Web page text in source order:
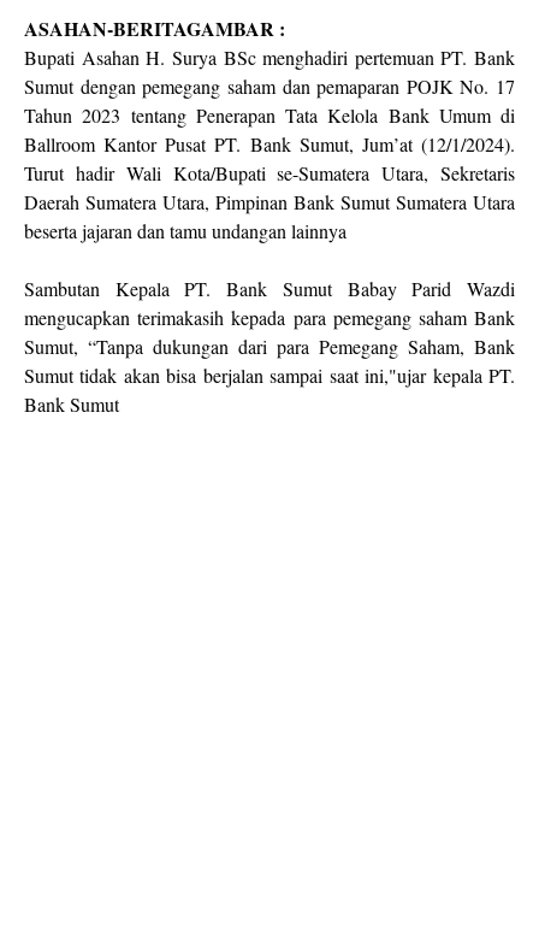
ASAHAN-BERITAGAMBAR :
Bupati Asahan H. Surya BSc menghadiri pertemuan PT. Bank
Sumut dengan pemegang saham dan pemaparan POJK No. 17
Tahun 2023 tentang Penerapan Tata Kelola Bank Umum di
Ballroom Kantor Pusat PT. Bank Sumut, Jum’at (12/1/2024).
Turut hadir Wali Kota/Bupati se-Sumatera Utara, Sekretaris
Daerah Sumatera Utara, Pimpinan Bank Sumut Sumatera Utara
beserta jajaran dan tamu undangan lainnya
Sambutan Kepala PT. Bank Sumut Babay Parid Wazdi
mengucapkan terimakasih kepada para pemegang saham Bank
Sumut, “Tanpa dukungan dari para Pemegang Saham, Bank
Sumut tidak akan bisa berjalan sampai saat ini,"ujar kepala PT.
Bank Sumut